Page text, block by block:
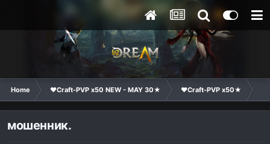
Home ❤Craft-PVP x50 NEW - MAY 30★ ❤Craft-PVP x50★
мошенник.